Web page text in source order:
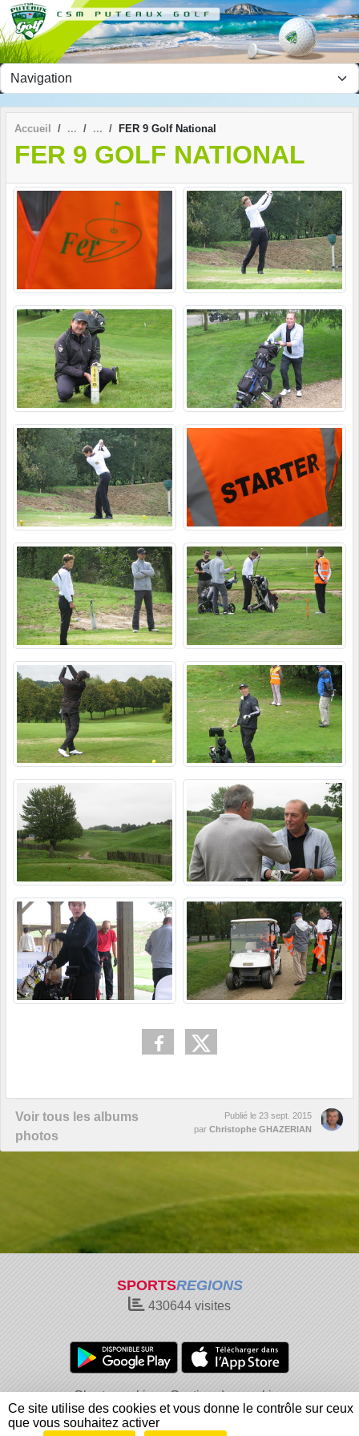
Accueil FER 9 Golf National
FER 9 GOLF NATIONAL
Voir tous les albums
photos
Publié le 23 sept. 2015
par Christophe GHAZERIAN
SPORTSREGIONS
430644 visites
Charte cookies
Gestion des cookies
Informations légales
Signaler un contenu inapproprié
Panneau de gestion des cookies
Ce site utilise des cookies et vous donne le contrôle sur ceux
que vous souhaitez activer